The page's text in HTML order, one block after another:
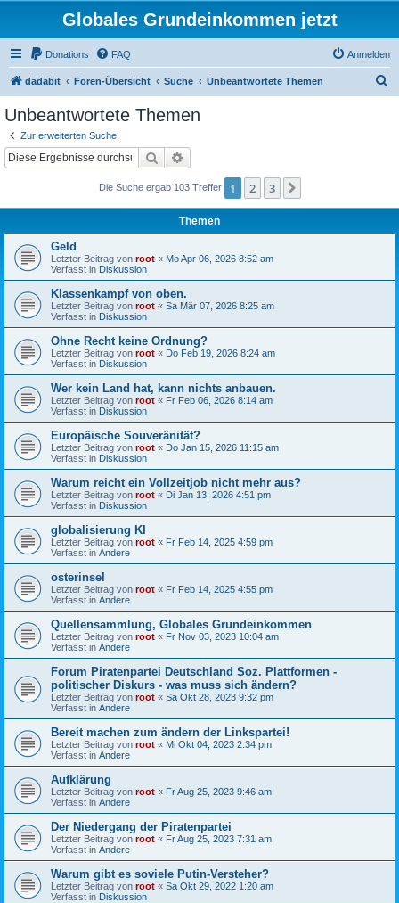
Globales Grundeinkommen jetzt
Donations FAQ Anmelden
dadabit Foren-Übersicht Suche Unbeantwortete Themen
Unbeantwortete Themen
Zur erweiterten Suche
Suche
Die Suche ergab 103 Treffer 1 2 3
Themen
Geld
Letzter Beitrag von root « Mo Apr 06, 2026 8:52 am
Verfasst in Diskussion
Klassenkampf von oben.
Letzter Beitrag von root « Sa Mär 07, 2026 8:25 am
Verfasst in Diskussion
Ohne Recht keine Ordnung?
Letzter Beitrag von root « Do Feb 19, 2026 8:24 am
Verfasst in Diskussion
Wer kein Land hat, kann nichts anbauen.
Letzter Beitrag von root « Fr Feb 06, 2026 8:14 am
Verfasst in Diskussion
Europäische Souveränität?
Letzter Beitrag von root « Do Jan 15, 2026 11:15 am
Verfasst in Diskussion
Warum reicht ein Vollzeitjob nicht mehr aus?
Letzter Beitrag von root « Di Jan 13, 2026 4:51 pm
Verfasst in Diskussion
globalisierung KI
Letzter Beitrag von root « Fr Feb 14, 2025 4:59 pm
Verfasst in Andere
osterinsel
Letzter Beitrag von root « Fr Feb 14, 2025 4:55 pm
Verfasst in Andere
Quellensammlung, Globales Grundeinkommen
Letzter Beitrag von root « Fr Nov 03, 2023 10:04 am
Verfasst in Andere
Forum Piratenpartei Deutschland Soz. Plattformen -
politischer Diskurs - was muss sich ändern?
Letzter Beitrag von root « Sa Okt 28, 2023 9:32 pm
Verfasst in Andere
Bereit machen zum ändern der Linkspartei!
Letzter Beitrag von root « Mi Okt 04, 2023 2:34 pm
Verfasst in Andere
Aufklärung
Letzter Beitrag von root « Fr Aug 25, 2023 9:46 am
Verfasst in Andere
Der Niedergang der Piratenpartei
Letzter Beitrag von root « Fr Aug 25, 2023 7:31 am
Verfasst in Andere
Warum gibt es soviele Putin-Versteher?
Letzter Beitrag von root « Sa Okt 29, 2022 1:20 am
Verfasst in Diskussion